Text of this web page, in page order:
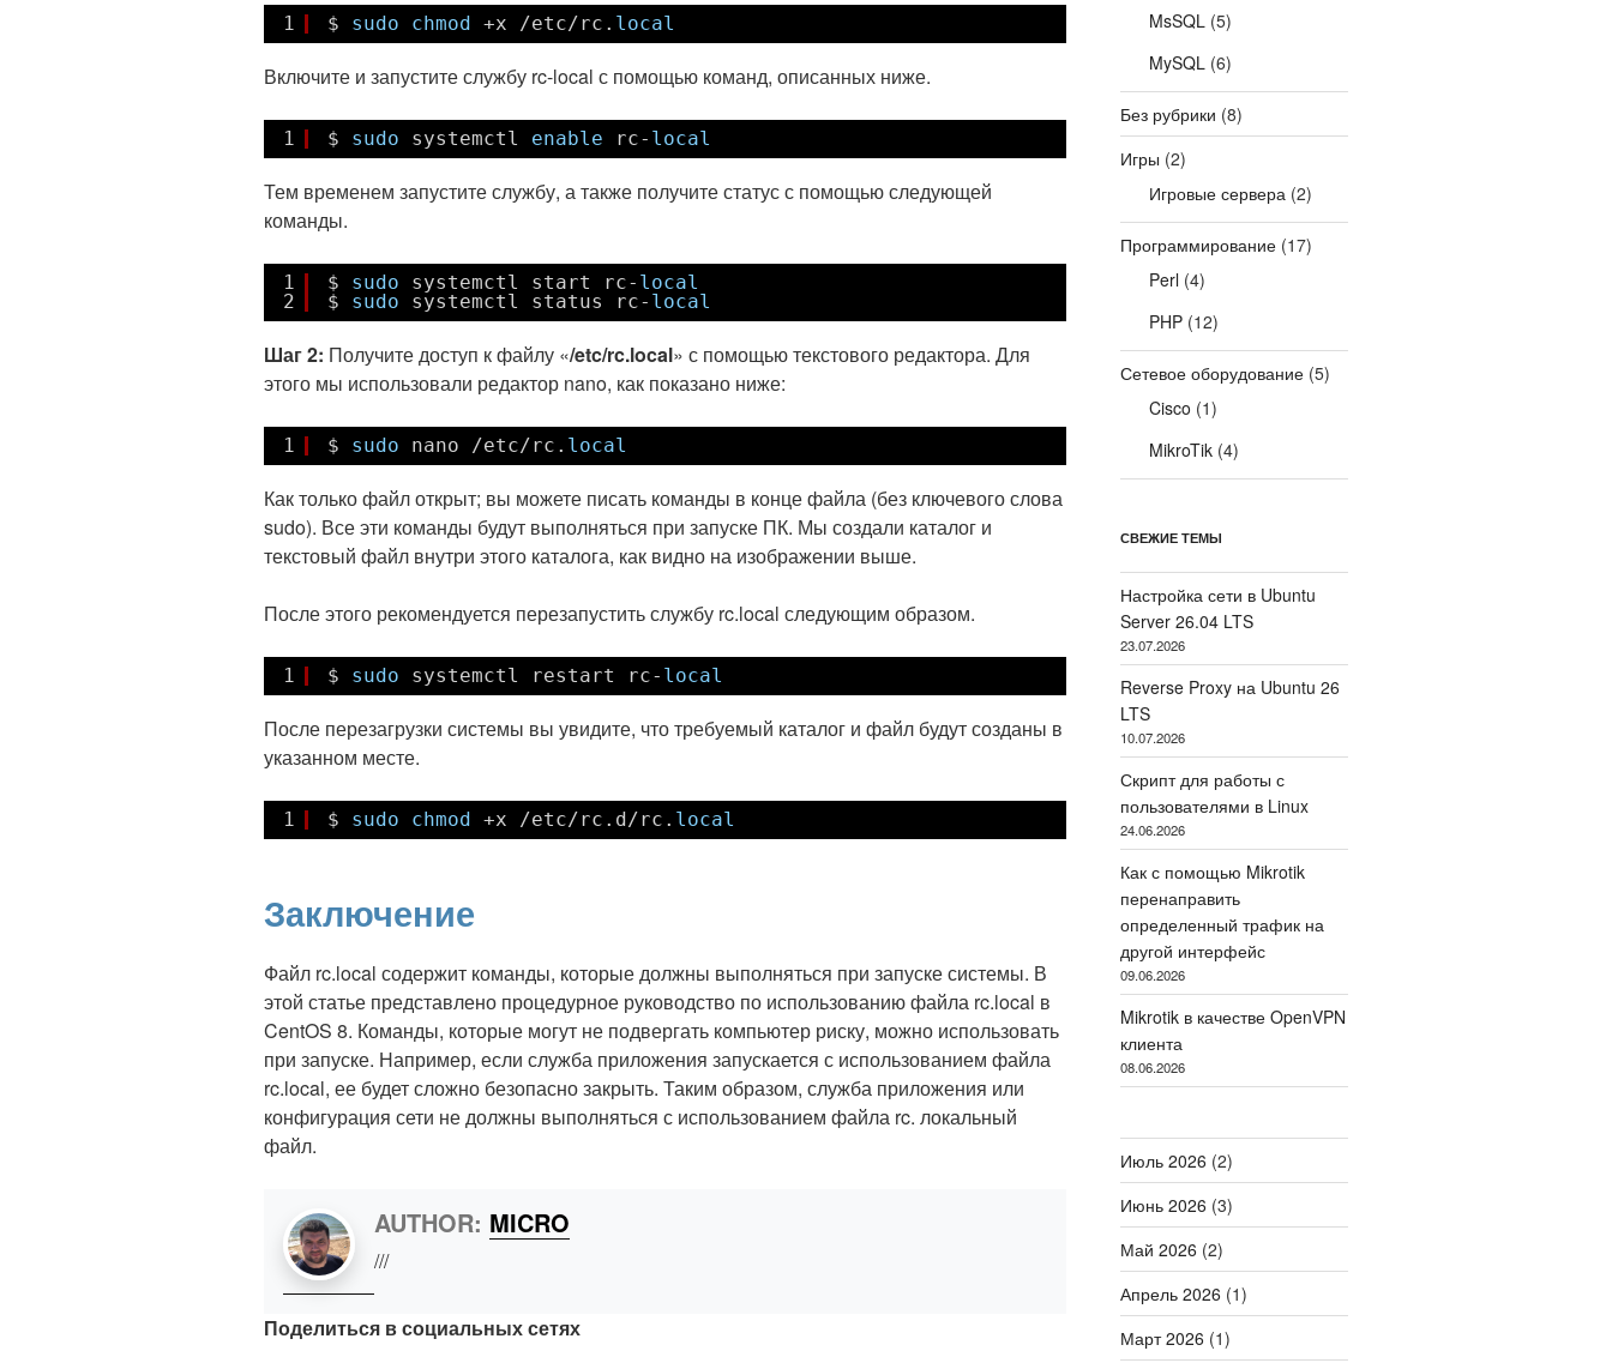
1 $ sudo chmod +x /etc/rc . local
Включите и запустите службу rc-local с помощью команд, описанных ниже.
1 $ sudo systemctl enable rc- local
Тем временем запустите службу, а также получите статус с помощью следующей
команды.
1
2
$ sudo systemctl start rc- local
$ sudo systemctl status rc- local
Шаг 2: Получите доступ к файлу «/etc/rc.local» с помощью текстового редактора. Для
этого мы использовали редактор nano, как показано ниже:
1 $ sudo nano /etc/rc . local
Как только файл открыт; вы можете писать команды в конце файла (без ключевого слова
sudo). Все эти команды будут выполняться при запуске ПК. Мы создали каталог и
текстовый файл внутри этого каталога, как видно на изображении выше.
После этого рекомендуется перезапустить службу rc.local следующим образом.
1 $ sudo systemctl restart rc- local
После перезагрузки системы вы увидите, что требуемый каталог и файл будут созданы в
указанном месте.
1 $ sudo chmod +x /etc/rc .d/rc . local
Заключение
Файл rc.local содержит команды, которые должны выполняться при запуске системы. В
этой статье представлено процедурное руководство по использованию файла rc.local в
CentOS 8. Команды, которые могут не подвергать компьютер риску, можно использовать
при запуске. Например, если служба приложения запускается с использованием файла
rc.local, ее будет сложно безопасно закрыть. Таким образом, служба приложения или
конфигурация сети не должны выполняться с использованием файла rc. локальный
файл.
AUTHOR: MICRO
///
Поделиться в социальных сетях
MsSQL (5)
MySQL (6)
Без рубрики (8)
Игры (2)
Игровые сервера (2)
Программирование (17)
Perl (4)
PHP (12)
Сетевое оборудование (5)
Cisco (1)
MikroTik (4)
СВЕЖИЕ ТЕМЫ
Настройка сети в Ubuntu
Server 26.04 LTS
23.07.2026
Reverse Proxy на Ubuntu 26
LTS
10.07.2026
Скрипт для работы с
пользователями в Linux
24.06.2026
Как с помощью Mikrotik
перенаправить
определенный трафик на
другой интерфейс
09.06.2026
Mikrotik в качестве OpenVPN
клиента
08.06.2026
Июль 2026 (2)
Июнь 2026 (3)
Май 2026 (2)
Апрель 2026 (1)
Март 2026 (1)